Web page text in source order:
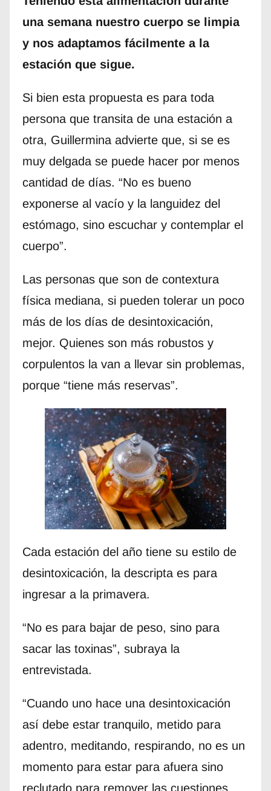
una semana nuestro cuerpo se limpia
y nos adaptamos fácilmente a la
estación que sigue.
Si bien esta propuesta es para toda
persona que transita de una estación a
otra, Guillermina advierte que, si se es
muy delgada se puede hacer por menos
cantidad de días. “No es bueno
exponerse al vacío y la languidez del
estómago, sino escuchar y contemplar el
cuerpo”.
Las personas que son de contextura
física mediana, si pueden tolerar un poco
más de los días de desintoxicación,
mejor. Quienes son más robustos y
corpulentos la van a llevar sin problemas,
porque “tiene más reservas”.
Cada estación del año tiene su estilo de
desintoxicación, la descripta es para
ingresar a la primavera.
“No es para bajar de peso, sino para
sacar las toxinas”, subraya la
entrevistada.
“Cuando uno hace una desintoxicación
así debe estar tranquilo, metido para
adentro, meditando, respirando, no es un
momento para estar para afuera sino
reclutado para remover las cuestiones